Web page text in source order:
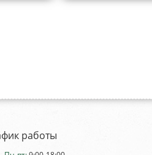
работы